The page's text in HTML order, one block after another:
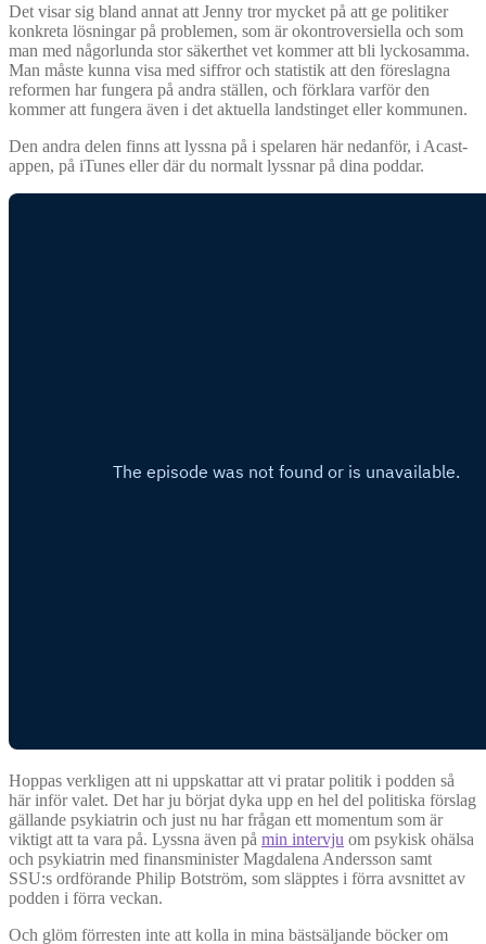
Det visar sig bland annat att Jenny tror mycket på att ge politiker
konkreta lösningar på problemen, som är okontroversiella och som
man med någorlunda stor säkerthet vet kommer att bli lyckosamma.
Man måste kunna visa med siffror och statistik att den föreslagna
reformen har fungera på andra ställen, och förklara varför den
kommer att fungera även i det aktuella landstinget eller kommunen.
Den andra delen finns att lyssna på i spelaren här nedanför, i Acast-
appen, på iTunes eller där du normalt lyssnar på dina poddar.
Hoppas verkligen att ni uppskattar att vi pratar politik i podden så
här inför valet. Det har ju börjat dyka upp en hel del politiska förslag
gällande psykiatrin och just nu har frågan ett momentum som är
viktigt att ta vara på. Lyssna även på min intervju om psykisk ohälsa
och psykiatrin med finansminister Magdalena Andersson samt
SSU:s ordförande Philip Botström, som släpptes i förra avsnittet av
podden i förra veckan.
Och glöm förresten inte att kolla in mina bästsäljande böcker om